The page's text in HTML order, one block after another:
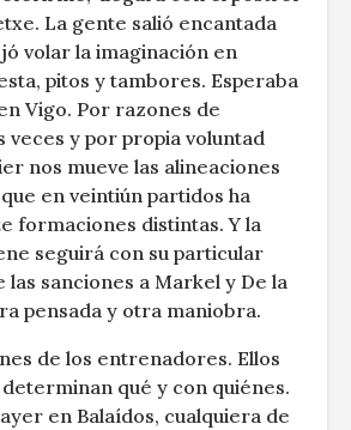
La gente salió encantada
volar la imaginación en
pitos y tambores. Esperaba
Vigo. Por razones de
veces y por propia voluntad
nos mueve las alineaciones
en veintiún partidos ha
formaciones distintas. Y la
seguirá con su particular
las sanciones a Markel y De la
pensada y otra maniobra.
de los entrenadores. Ellos
qué y con quiénes.
en Balaídos, cualquiera de